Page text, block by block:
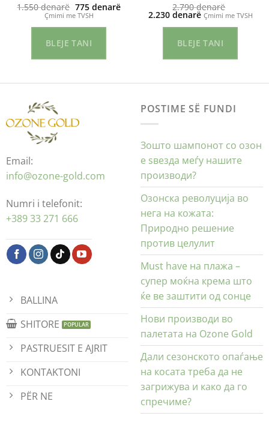
Vlerësuar
me5.00
nga 5
1.550denarë Çmimi
origjinal
1.550 ден.
775 denarëÇmimi
Çmimi me TVSH
BLEJE TANI
2.790denarë
Çmimi
2.790 ден.
2.230 denarëÇmimi
tanishëm
është:
2.230 ден.
Çmimi me TVSH
BLEJE TANI
Email:
info@ozone-gold.com
Numri i telefonit:
+389 33 271 666
BALLINA
SHITORE
PASTRUESIT E AJRIT
KONTAKTONI
PËR NE
POSTIME SË FUNDI
Зошто шампонот со озон
е ѕвезда меѓу нашите
производи?
Озонска револуција во
нега на кожата:
Природно решение
против целулит
Must have на плажа –
супер моќна крема што
ќе ве заштити од сонце
Нови производи во
палетата на Ozone Gold
Дали сезонското опаѓање
на косата треба да не
загрижува и како да го
спречиме?